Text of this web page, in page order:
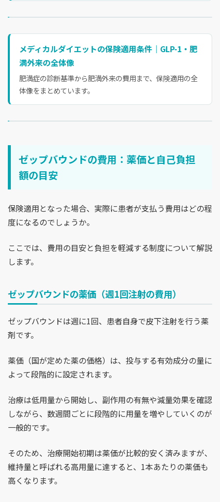
メディカルダイエットの保険適用条件｜GLP-1・肥
満外来の全体像
肥満症の診断基準から肥満外来の費用まで、保険適用の全
体像をまとめています。
ゼップバウンドの費用：薬価と自己負担
額の目安
保険適用となった場合、実際に患者が支払う費用はどの程
度になるのでしょうか。
ここでは、費用の目安と負担を軽減する制度について解説
します。
ゼップバウンドの薬価（週1回注射の費用）
ゼップバウンドは週に1回、患者自身で皮下注射を行う薬
剤です。
薬価（国が定めた薬の価格）は、投与する有効成分の量に
よって段階的に設定されます。
治療は低用量から開始し、副作用の有無や減量効果を確認
しながら、数週間ごとに段階的に用量を増やしていくのが
一般的です。
そのため、治療開始初期は薬価が比較的安く済みますが、
維持量と呼ばれる高用量に達すると、1本あたりの薬価も
高くなります。